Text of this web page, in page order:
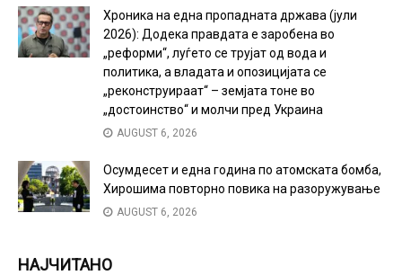
Хроника на една пропадната држава (јули
2026): Додека правдата е заробена во
„реформи“, луѓето се трујат од вода и
политика, а владата и опозицијата се
„реконструираат“ – земјата тоне во
„достоинство“ и молчи пред Украина
AUGUST 6, 2026
Осумдесет и една година по атомската бомба,
Хирошима повторно повика на разоружување
AUGUST 6, 2026
НАЈЧИТАНО